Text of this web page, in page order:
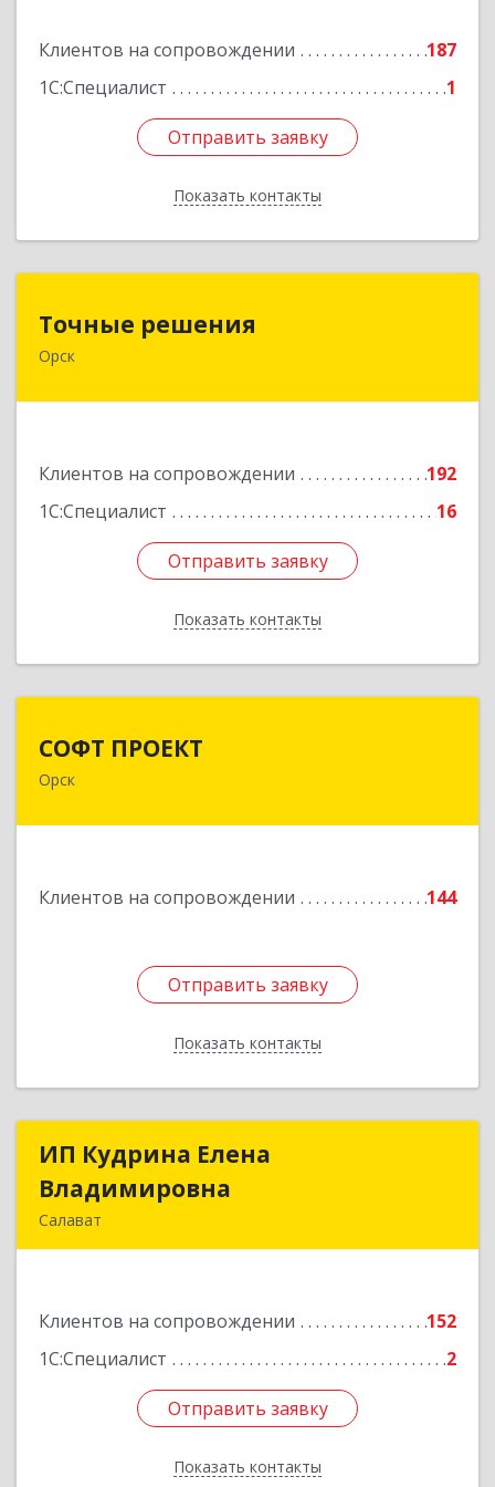
Клиентов на сопровождении
187
1С:Специалист
1
Отправить заявку
Показать контакты
Отправить заявку
Назад
Точные решения
Орск
Клиентов на сопровождении
192
1С:Специалист
16
Отправить заявку
Показать контакты
Подробнее
Отправить заявку
Назад
СОФТ ПРОЕКТ
Орск
Клиентов на сопровождении 144
Отправить заявку
Показать контакты
Отправить заявку
Назад
ИП Кудрина Елена
Владимировна
Салават
Клиентов на сопровождении
152
1С:Специалист
2
Отправить заявку
Показать контакты
ИП Кудрина Елена
Подробнее
Отправить заявку
Назад